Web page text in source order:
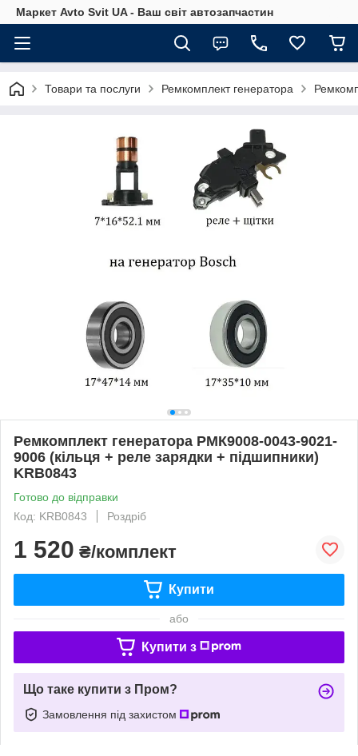
Маркет Avto Svit UA - Ваш світ автозапчастин
Товари та послуги Ремкомплект генератора
Ремкомплект генератора РМК9008-0043-9021-
9006 (кільця + реле зарядки + підшипники)
KRB0843
Готово до відправки
Код: KRB0843
Роздріб
1 520 ₴/комплект
Купити
або
Купити з
Що таке купити з Пром?
Замовлення під захистом